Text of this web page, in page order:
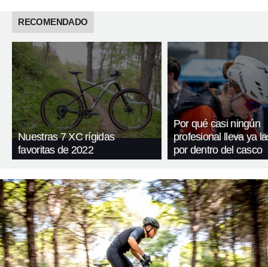
RECOMENDADO
Nuestras 7 XC rígidas
favoritas de 2022
Por qué casi ningún
profesional lleva ya
por dentro del casco